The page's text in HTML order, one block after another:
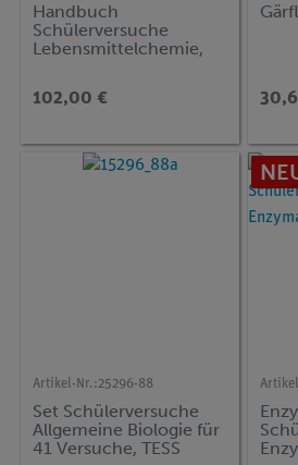
Handbuch
Schülerversuche
Lebensmittelchemie,
102,00 €
Artikel-Nr.:25296-88
Set Schülerversuche
Allgemeine Biologie für
41 Versuche, TESS